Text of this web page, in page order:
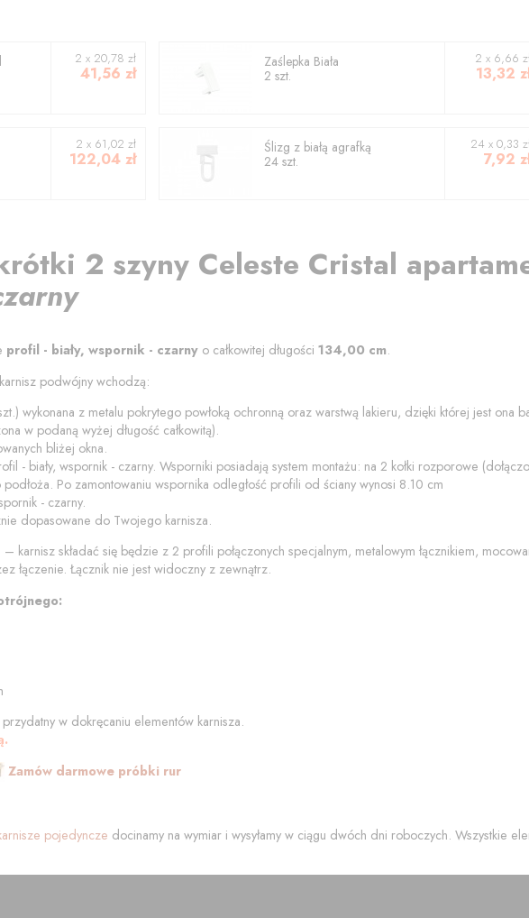
2 x 20,78 zł
41,56 zł
Zaślepka Biała
2 szt.
2 x 6,66
13,32
2 x 61,02 zł
122,04 zł
Ślizg z białą agrafką
24 szt.
24 x 0,33
7,92
2 szyny Celeste Cristal
profil - biały, wspornik - czarny o całkowitej długości 134,00 cm.
podwójny wchodzą:
wykonana z metalu pokrytego powłoką ochronną oraz warstwą lakieru, dzięki której jest ona
w podaną wyżej długość całkowitą).
bliżej okna.
- biały, wspornik - czarny. Wsporniki posiadają system montażu: na 2 kołki rozporowe
Po zamontowaniu wspornika odległość profili od ściany wynosi 8.10 cm
- czarny.
dopasowane do Twojego karnisza.
karnisz składać się będzie z 2 profili połączonych specjalnym, metalowym łącznikiem,
łączenie. Łącznik nie jest widoczny z zewnątrz.
przydatny w dokręcaniu elementów karnisza.
Zamów darmowe próbki rur
pojedyncze docinamy na wymiar i wysyłamy w ciągu dwóch dni roboczych. Wszystkie